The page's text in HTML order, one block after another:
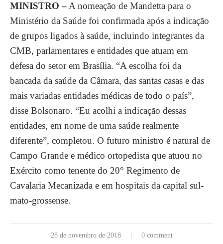
MINISTRO – A nomeação de Mandetta para o
Ministério da Saúde foi confirmada após a indicação
de grupos ligados à saúde, incluindo integrantes da
CMB, parlamentares e entidades que atuam em
defesa do setor em Brasília. “A escolha foi da
bancada da saúde da Câmara, das santas casas e das
mais variadas entidades médicas de todo o país”,
disse Bolsonaro. “Eu acolhi a indicação dessas
entidades, em nome de uma saúde realmente
diferente”, completou. O futuro ministro é natural de
Campo Grande e médico ortopedista que atuou no
Exército como tenente do 20° Regimento de
Cavalaria Mecanizada e em hospitais da capital sul-
mato-grossense.
28 de novembro de 2018 0 comment